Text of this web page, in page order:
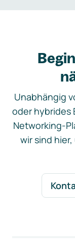
Unabhängig
oder hybrides
Networking-
wir sind